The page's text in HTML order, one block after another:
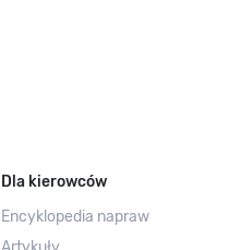
Dla kierowców
Encyklopedia napraw